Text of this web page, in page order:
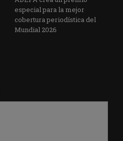
especial para la mejor
cobertura periodística del
Mundial 2026